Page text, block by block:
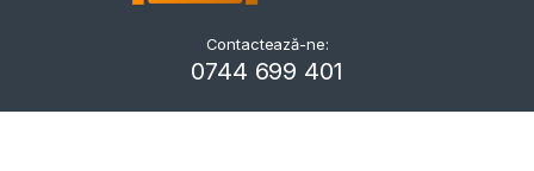
Kriszta
Typically replies within a day
Contactează-ne:
0744 699 401